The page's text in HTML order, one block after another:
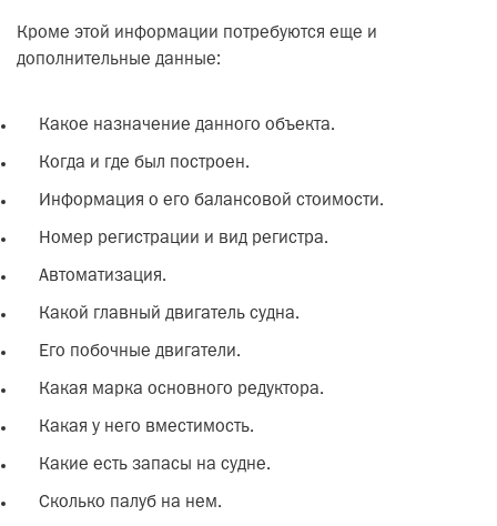
Кроме этой информации потребуются еще и
дополнительные данные:
Какое назначение данного объекта.
Когда и где был построен.
Информация о его балансовой стоимости.
Номер регистрации и вид регистра.
Автоматизация.
Какой главный двигатель судна.
Его побочные двигатели.
Какая марка основного редуктора.
Какая у него вместимость.
Какие есть запасы на судне.
Сколько палуб на нем.